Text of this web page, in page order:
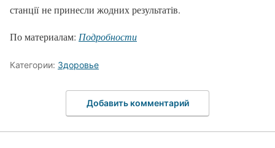
станції не принесли жодних результатів.
По материалам: Подробности
Категории: Здоровье
Добавить комментарий